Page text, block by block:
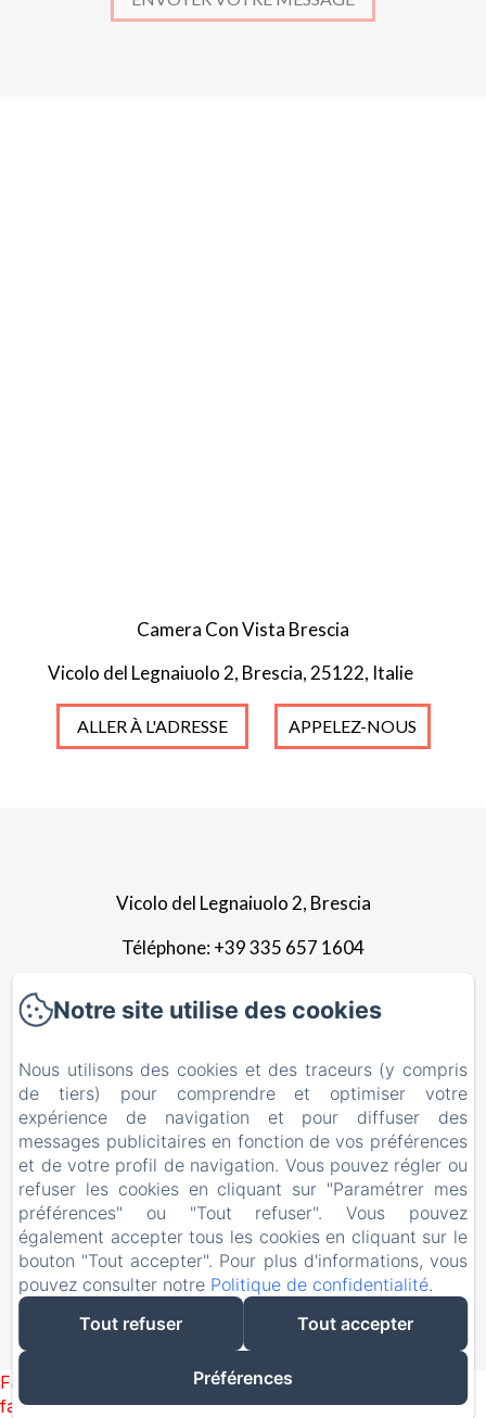
Camera Con Vista Brescia
Vicolo del Legnaiuolo 2, Brescia, 25122, Italie
ALLER À L'ADRESSE APPELEZ-NOUS
Vicolo del Legnaiuolo 2, Brescia
Téléphone: +39 335 657 1604
Appartement
Galerie
Les alentours
Contacts
EN
FR ES IT DE ZH-CN RU
Failed to load BookingEngine/index: Loading chunk 93
failed. (missing:
Notre site utilise des cookies
Nous utilisons des cookies et des traceurs (y compris
de tiers) pour comprendre et optimiser votre
expérience de navigation et pour diffuser des
messages publicitaires en fonction de vos préférences
et de votre profil de navigation. Vous pouvez régler ou
refuser les cookies en cliquant sur "Paramétrer mes
préférences" ou "Tout refuser". Vous pouvez
également accepter tous les cookies en cliquant sur le
bouton "Tout accepter". Pour plus d'informations, vous
pouvez consulter notre Politique de confidentialité.
Tout refuser
Tout accepter
Préférences